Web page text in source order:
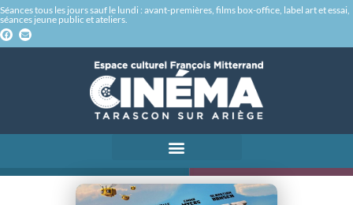
Séances tous les jours sauf le lundi : avant-premières, films box-office, label art et essai,
séances jeune public et ateliers.